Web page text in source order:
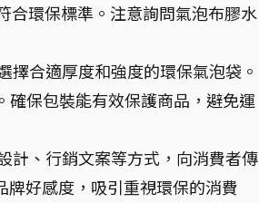
合環保標準。注意詢問氣泡布膠水
合適厚度和強度的環保氣泡袋。
確保包裝能有效保護商品，避免運
計、行銷文案等方式，向消費者傳
好感度，吸引重視環保的消費